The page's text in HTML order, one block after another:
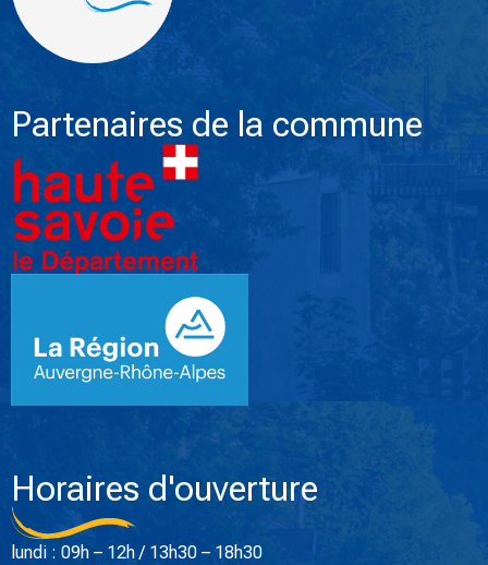
Partenaires de la commune
Horaires d'ouverture
lundi : 09h – 12h / 13h30 – 18h30